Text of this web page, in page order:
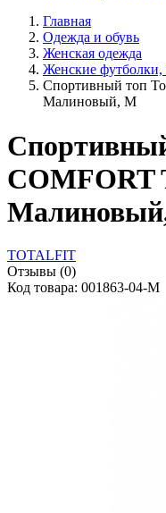
Главная
Одежда и обувь
Женская одежда
Женские
Спортивный топ
Малиновый, M
COMFORT
TOTALFIT
Отзывы (0)
Код товара: 001863-04-M